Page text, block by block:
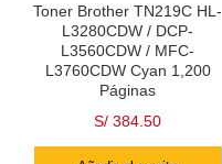
Toner Brother TN219C HL-
L3280CDW / DCP-
L3560CDW / MFC-
L3760CDW Cyan 1,200
Páginas
S/ 384.50